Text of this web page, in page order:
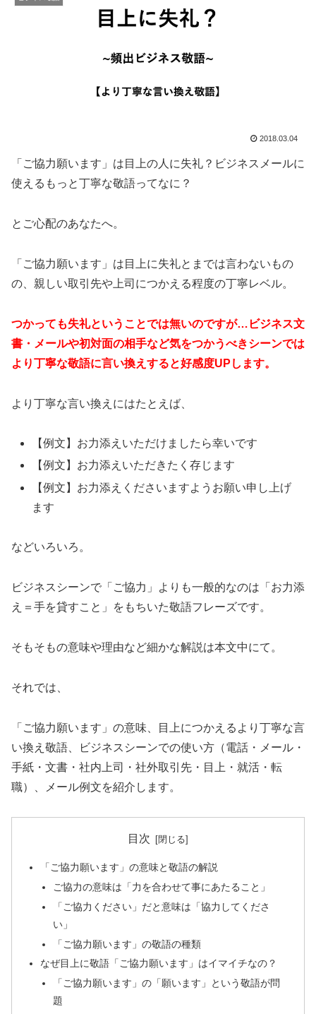
2018.03.04
「ご協力願います」は目上の人に失礼？ビジネスメールに
使えるもっと丁寧な敬語ってなに？
とご心配のあなたへ。
「ご協力願います」は目上に失礼とまでは言わないもの
の、親しい取引先や上司につかえる程度の丁寧レベル。
つかっても失礼ということでは無いのですが…ビジネス文
書・メールや初対面の相手など気をつかうべきシーンでは
より丁寧な敬語に言い換えすると好感度UPします。
より丁寧な言い換えにはたとえば、
【例文】お力添えいただけましたら幸いです
【例文】お力添えいただきたく存じます
【例文】お力添えくださいますようお願い申し上げ
ます
などいろいろ。
ビジネスシーンで「ご協力」よりも一般的なのは「お力添
え＝手を貸すこと」をもちいた敬語フレーズです。
そもそもの意味や理由など細かな解説は本文中にて。
それでは、
「ご協力願います」の意味、目上につかえるより丁寧な言
い換え敬語、ビジネスシーンでの使い方（電話・メール・
手紙・文書・社内上司・社外取引先・目上・就活・転
職）、メール例文を紹介します。
目次
「ご協力願います」の意味と敬語の解説
ご協力の意味は「力を合わせて事にあたること」
「ご協力ください」だと意味は「協力してくださ
い」
「ご協力願います」の敬語の種類
なぜ目上に敬語「ご協力願います」はイマイチなの？
「ご協力願います」の「願います」という敬語が問
題